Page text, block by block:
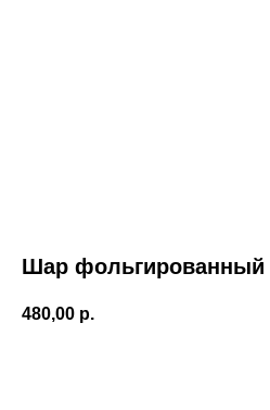
Шар фольгированный
480,00 р.